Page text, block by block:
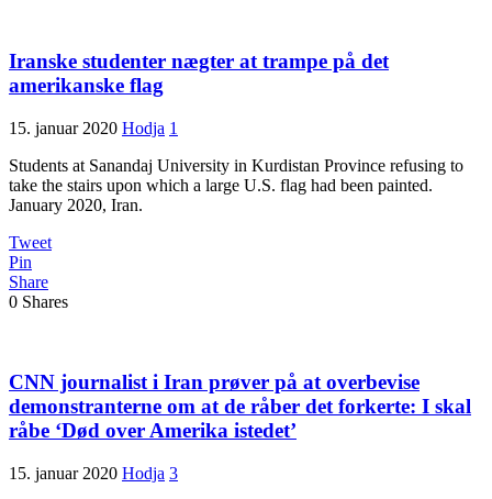
Iranske studenter nægter at trampe på det
amerikanske flag
15. januar 2020 Hodja 1
Students at Sanandaj University in Kurdistan Province refusing to
take the stairs upon which a large U.S. flag had been painted.
January 2020, Iran.
Tweet
Pin
Share
0 Shares
CNN journalist i Iran prøver på at overbevise
demonstranterne om at de råber det forkerte: I skal
råbe ‘Død over Amerika istedet’
15. januar 2020 Hodja 3